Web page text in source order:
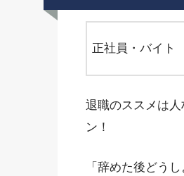
正社員・バイト
退職のススメは
ン！
「辞めた後どう